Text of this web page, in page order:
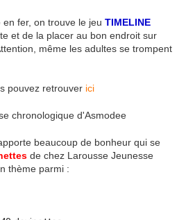
fer, on trouve le jeu TIMELINE
et de la placer au bon endroit sur
même les adultes se trompent
pouvez retrouver ici
beaucoup de bonheur qui se
de chez Larousse Jeunesse
thème parmi :